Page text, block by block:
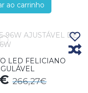
ao carrinho
LED FELICIANO
266,27€